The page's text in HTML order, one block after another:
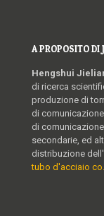
A PROPOSITO
Hengshui
di ricerca
produzione di
di
di
secondarie, ed
distribuzione
tubo d'acciaio